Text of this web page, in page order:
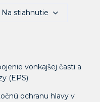
Na stiahnutie
vonkajšej časti a
(EPS)
ochranu hlavy v